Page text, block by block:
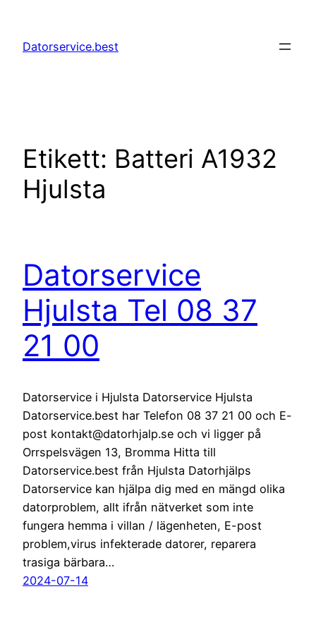
innehåll
Datorservice.best
Etikett: Batteri A1932
Hjulsta
Datorservice
Hjulsta Tel 08 37
21 00
Datorservice i Hjulsta Datorservice Hjulsta
Datorservice.best har Telefon 08 37 21 00 och E-
post kontakt@datorhjalp.se och vi ligger på
Orrspelsvägen 13, Bromma Hitta till
Datorservice.best från Hjulsta Datorhjälps
Datorservice kan hjälpa dig med en mängd olika
datorproblem, allt ifrån nätverket som inte
fungera hemma i villan / lägenheten, E-post
problem,virus infekterade datorer, reparera
trasiga bärbara…
2024-07-14